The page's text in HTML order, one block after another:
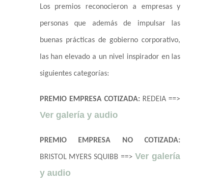
Los premios reconocieron a empresas y
personas que además de impulsar las
buenas prácticas de gobierno corporativo,
las han elevado a un nivel inspirador en las
siguientes categorías:
PREMIO EMPRESA COTIZADA: REDEIA ==>
Ver galería y audio
PREMIO EMPRESA NO COTIZADA:
BRISTOL MYERS SQUIBB ==> Ver galería
y audio